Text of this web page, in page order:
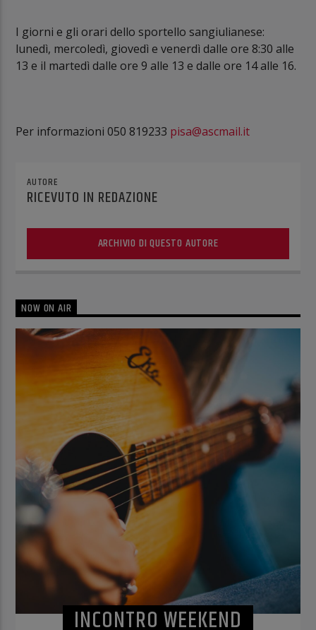
I giorni e gli orari dello sportello sangiulianese:
lunedì, mercoledì, giovedì e venerdì dalle ore 8:30 alle
13 e il martedì dalle ore 9 alle 13 e dalle ore 14 alle 16.
Per informazioni ‎050 819233 pisa@ascmail.it
AUTORE
RICEVUTO IN REDAZIONE
ARCHIVIO DI QUESTO AUTORE
NOW ON AIR
INCONTRO WEEKEND